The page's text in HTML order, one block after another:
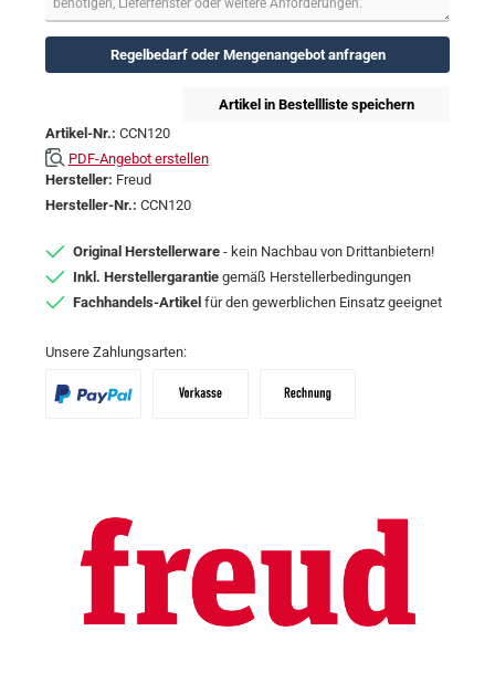
Regelbedarf oder Mengenangebot anfragen
Artikel in Bestellliste speichern
Artikel-Nr.: CCN120
PDF-Angebot erstellen
Hersteller: Freud
Hersteller-Nr.: CCN120
Original Herstellerware - kein Nachbau von Drittanbietern!
Inkl. Herstellergarantie gemäß Herstellerbedingungen
Fachhandels-Artikel für den gewerblichen Einsatz geeignet
Unsere Zahlungsarten: